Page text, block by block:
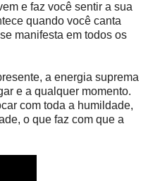
e faz você sentir a sua
quando você canta
manifesta em todos os
a energia suprema
e a qualquer momento.
com toda a humildade,
o que faz com que a